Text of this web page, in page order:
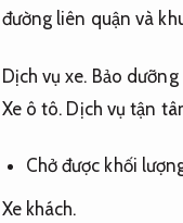
đường liên quận và
Dịch vụ xe. Bảo
Xe ô tô. Dịch vụ tận
Chở được khối
Xe khách.